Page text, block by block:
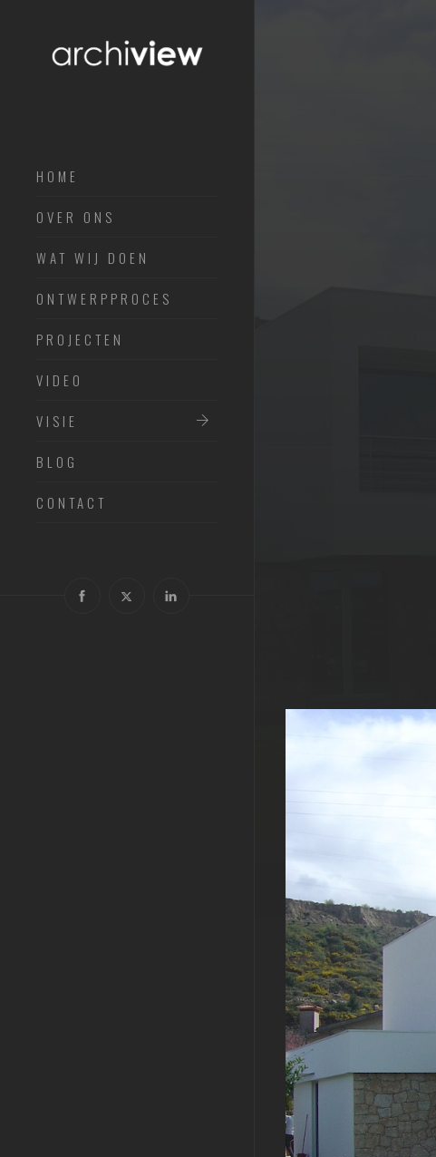
HOME
OVER ONS
WAT WIJ DOEN
ONTWERPPROCES
PROJECTEN
VIDEO
VISIE
BLOG
CONTACT